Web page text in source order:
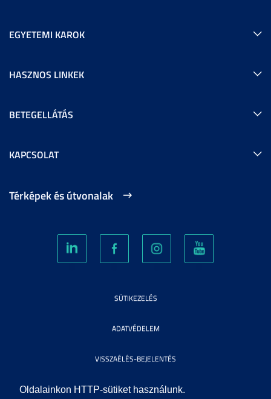
Oldalainkon HTTP-sütiket használunk.
EGYETEMI KAROK
HASZNOS LINKEK
BETEGELLÁTÁS
KAPCSOLAT
Térképek és útvonalak
SÜTIKEZELÉS
ADATVÉDELEM
VISSZAÉLÉS-BEJELENTÉS
KÖZÉRDEKŰ ADATOK